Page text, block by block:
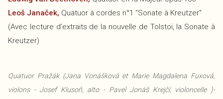
Leoš Janaček, Quatuor à cordes n°1 "Sonate à Kreutzer"
(Avec lecture d’extraits de la nouvelle de Tolstoï, la Sonate à
Kreutzer)
Quatuor Pražák (Jana Vonášková et Marie Magdalena Fuxová,
violons - Josef Klusoň, alto - Pavel Jonáš Krejčí, violoncelle )-